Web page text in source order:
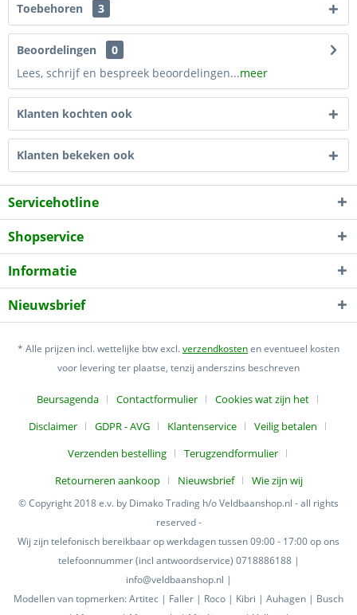
Toebehoren 3
Beoordelingen
0
Lees, schrijf en bespreek beoordelingen...meer
Klanten kochten ook
Klanten bekeken ook
Servicehotline
Shopservice
Informatie
Nieuwsbrief
* Alle prijzen incl. wettelijke btw excl.verzendkostenen eventueel kosten
voor levering ter plaatse, tenzij anderszins beschreven
Beursagenda Contactformulier
Cookies wat zijn het
Disclaimer
GDPR - AVG Klantenservice
Veilig betalen
Verzenden bestelling
Terugzendformulier
Retourneren aankoop
Nieuwsbrief Wie zijn wij
© Copyright 2018 e.v. by Dimako Trading h/o Veldbaanshop.nl - all rights
reserved -
Wij zijn telefonisch bereikbaar op werkdagen tussen 09:00 - 17:00 op ons
telefoonnummer (incl antwoordservice) 0718886188 |
info@veldbaanshop.nl |
Modellen van topmerken: Artitec | Faller | Roco | Kibri | Auhagen | Busch